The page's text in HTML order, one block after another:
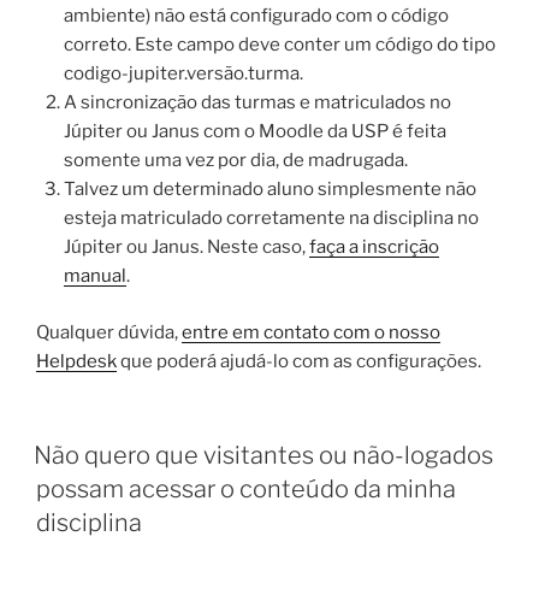
ambiente) não está configurado com o código
correto. Este campo deve conter um código do tipo
codigo-jupiter.versão.turma.
A sincronização das turmas e matriculados no
Júpiter ou Janus com o Moodle da USP é feita
somente uma vez por dia, de madrugada.
Talvez um determinado aluno simplesmente não
esteja matriculado corretamente na disciplina no
Júpiter ou Janus. Neste caso,faça a inscrição
manual.
Qualquer dúvida,entre em contato com o nosso
Helpdeskque poderá ajudá-lo com as configurações.
Não quero que visitantes ou não-logados
possam acessar o conteúdo da minha
disciplina